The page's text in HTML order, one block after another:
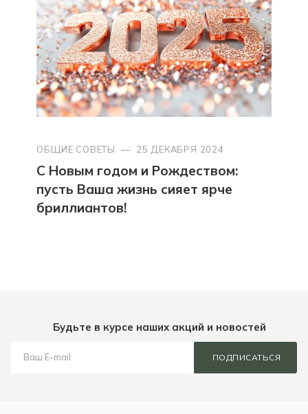
ОБЩИЕ СОВЕТЫ — 25 ДЕКАБРЯ 2024
С Новым годом и Рождеством:
пусть Ваша жизнь сияет ярче
бриллиантов!
Будьте в курсе наших акций и новостей
ПОДПИСАТЬСЯ